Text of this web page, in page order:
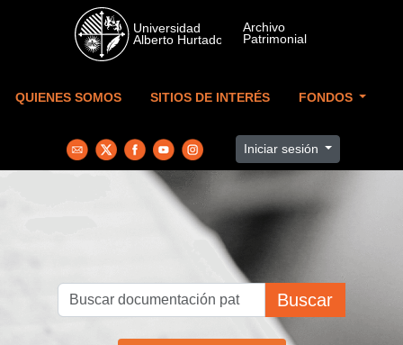
Skip to main content
QUIENES SOMOS SITIOS DE INTERÉS FONDOS
Iniciar sesión
Buscar